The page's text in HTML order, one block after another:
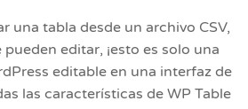
una tabla desde un archivo CSV,
editar, ¡esto es solo una
editable en una interfaz de
las características de WP Table